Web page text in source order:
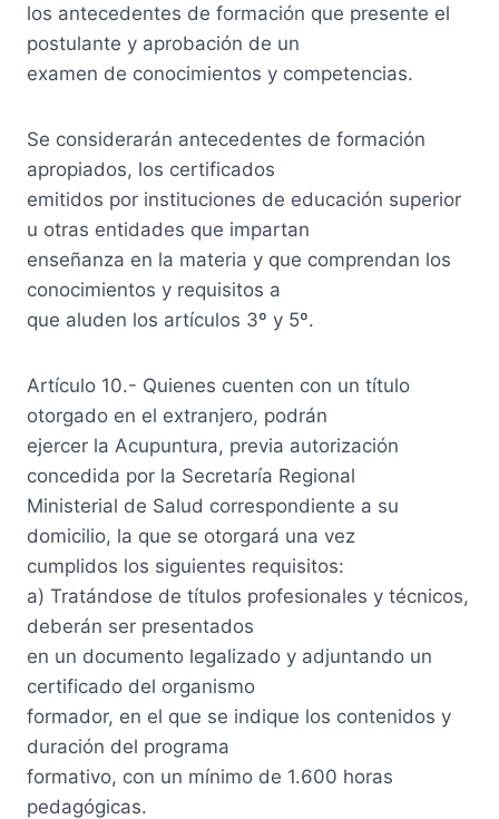
los antecedentes de formación que presente el
postulante y aprobación de un
examen de conocimientos y competencias.
Se considerarán antecedentes de formación
apropiados, los certificados
emitidos por instituciones de educación superior
u otras entidades que impartan
enseñanza en la materia y que comprendan los
conocimientos y requisitos a
que aluden los artículos 3º y 5º.
Artículo 10.- Quienes cuenten con un título
otorgado en el extranjero, podrán
ejercer la Acupuntura, previa autorización
concedida por la Secretaría Regional
Ministerial de Salud correspondiente a su
domicilio, la que se otorgará una vez
cumplidos los siguientes requisitos:
a) Tratándose de títulos profesionales y técnicos,
deberán ser presentados
en un documento legalizado y adjuntando un
certificado del organismo
formador, en el que se indique los contenidos y
duración del programa
formativo, con un mínimo de 1.600 horas
pedagógicas.